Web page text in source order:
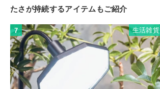
たさが持続するアイテムもご紹介
7 生活雑貨